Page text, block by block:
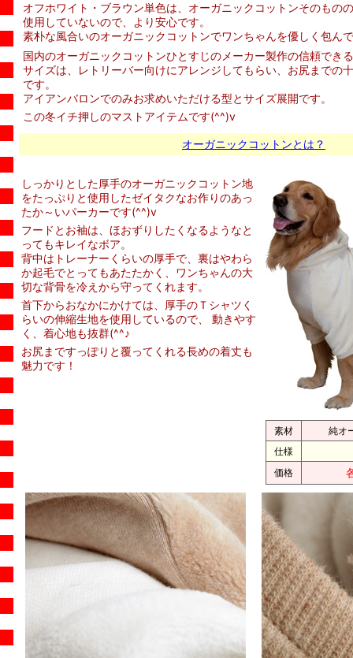
オフホワイト・ブラウン単色は、オーガニックコットンそのもの
使用していないので、より安心です。
素朴な風合いのオーガニックコットンでワンちゃんを優しく包ん
国内のオーガニックコットンひとすじのメーカー製作の信頼でき
サイズは、レトリーバー向けにアレンジしてもらい、お尻までの
です。
アイアンバロンでのみお求めいただける型とサイズ展開です。
この冬イチ押しのマストアイテムです(^^)v
オーガニックコットンとは？
しっかりとした厚手のオーガニックコットン地
をたっぷりと使用したゼイタクなお作りのあっ
たか～いパーカーです(^^)v
フードとお袖は、ほおずりしたくなるようなと
ってもキレイなボア。
背中はトレーナーくらいの厚手で、裏はやわら
か起毛でとってもあたたかく、ワンちゃんの大
切な背骨を冷えから守ってくれます。
首下からおなかにかけては、厚手のＴシャツく
らいの伸縮生地を使用しているので、 動きやす
く、着心地も抜群(^^♪
お尻まですっぽりと覆ってくれる長めの着丈も
魅力です！
素材
純オ
仕様
価格